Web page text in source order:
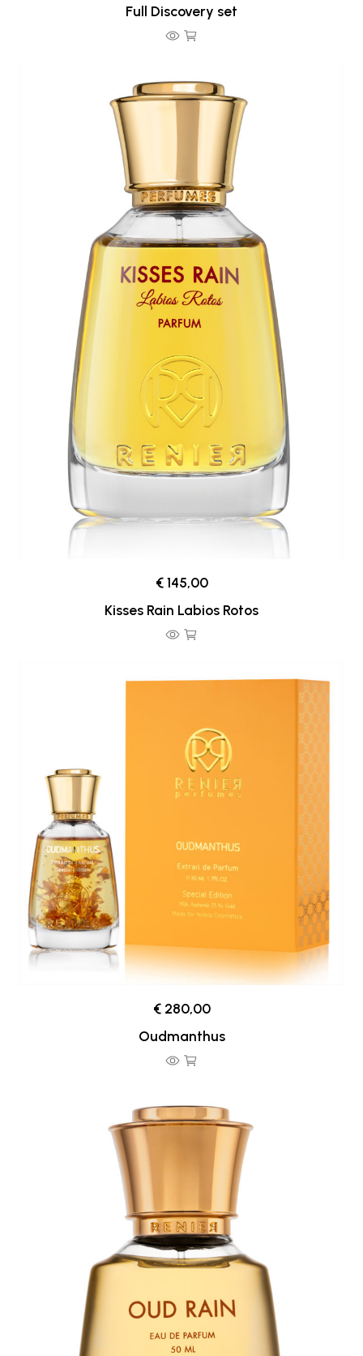
Full Discovery set
€ 145,00
Kisses Rain Labios Rotos
€ 280,00
Oudmanthus